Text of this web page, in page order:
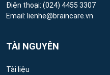
Điện thoại: (024) 4455 3307
Email: lienhe@braincare.vn
TÀI NGUYÊN
Tài liệu